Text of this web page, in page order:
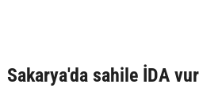
Sakarya'da sahile İDA